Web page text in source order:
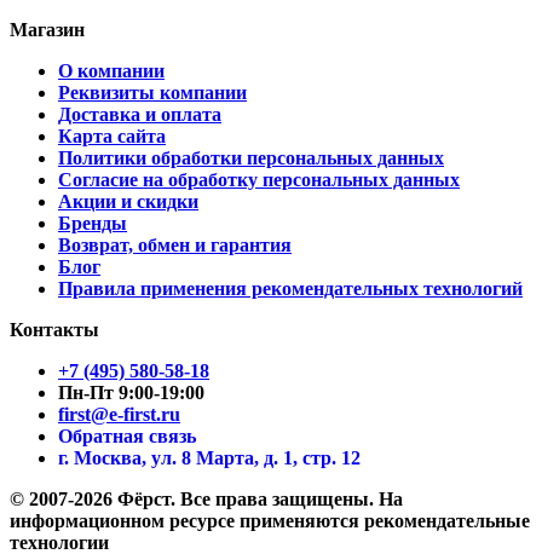
Магазин
О компании
Реквизиты компании
Доставка и оплата
Карта сайта
Политики обработки персональных данных
Согласие на обработку персональных данных
Акции и скидки
Бренды
Возврат, обмен и гарантия
Блог
Правила применения рекомендательных технологий
Контакты
+7 (495) 580-58-18
Пн-Пт 9:00-19:00
first@e-first.ru
Обратная связь
г. Москва, ул. 8 Марта, д. 1, стр. 12
© 2007-2026 Фёрст. Все права защищены. На
информационном ресурсе применяются рекомендательные
технологии